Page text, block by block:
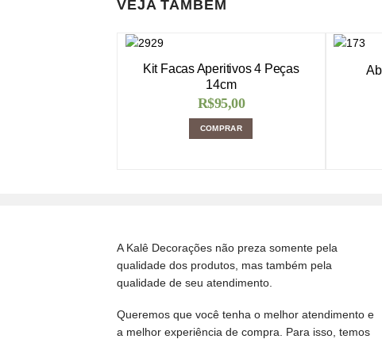
VEJA TAMBÉM
Kit Facas Aperitivos 4 Peças
14cm
R$95,00
COMPRAR
A Kalê Decorações não preza somente pela
qualidade dos produtos, mas também pela
qualidade de seu atendimento.
Queremos que você tenha o melhor atendimento e
a melhor experiência de compra. Para isso, temos